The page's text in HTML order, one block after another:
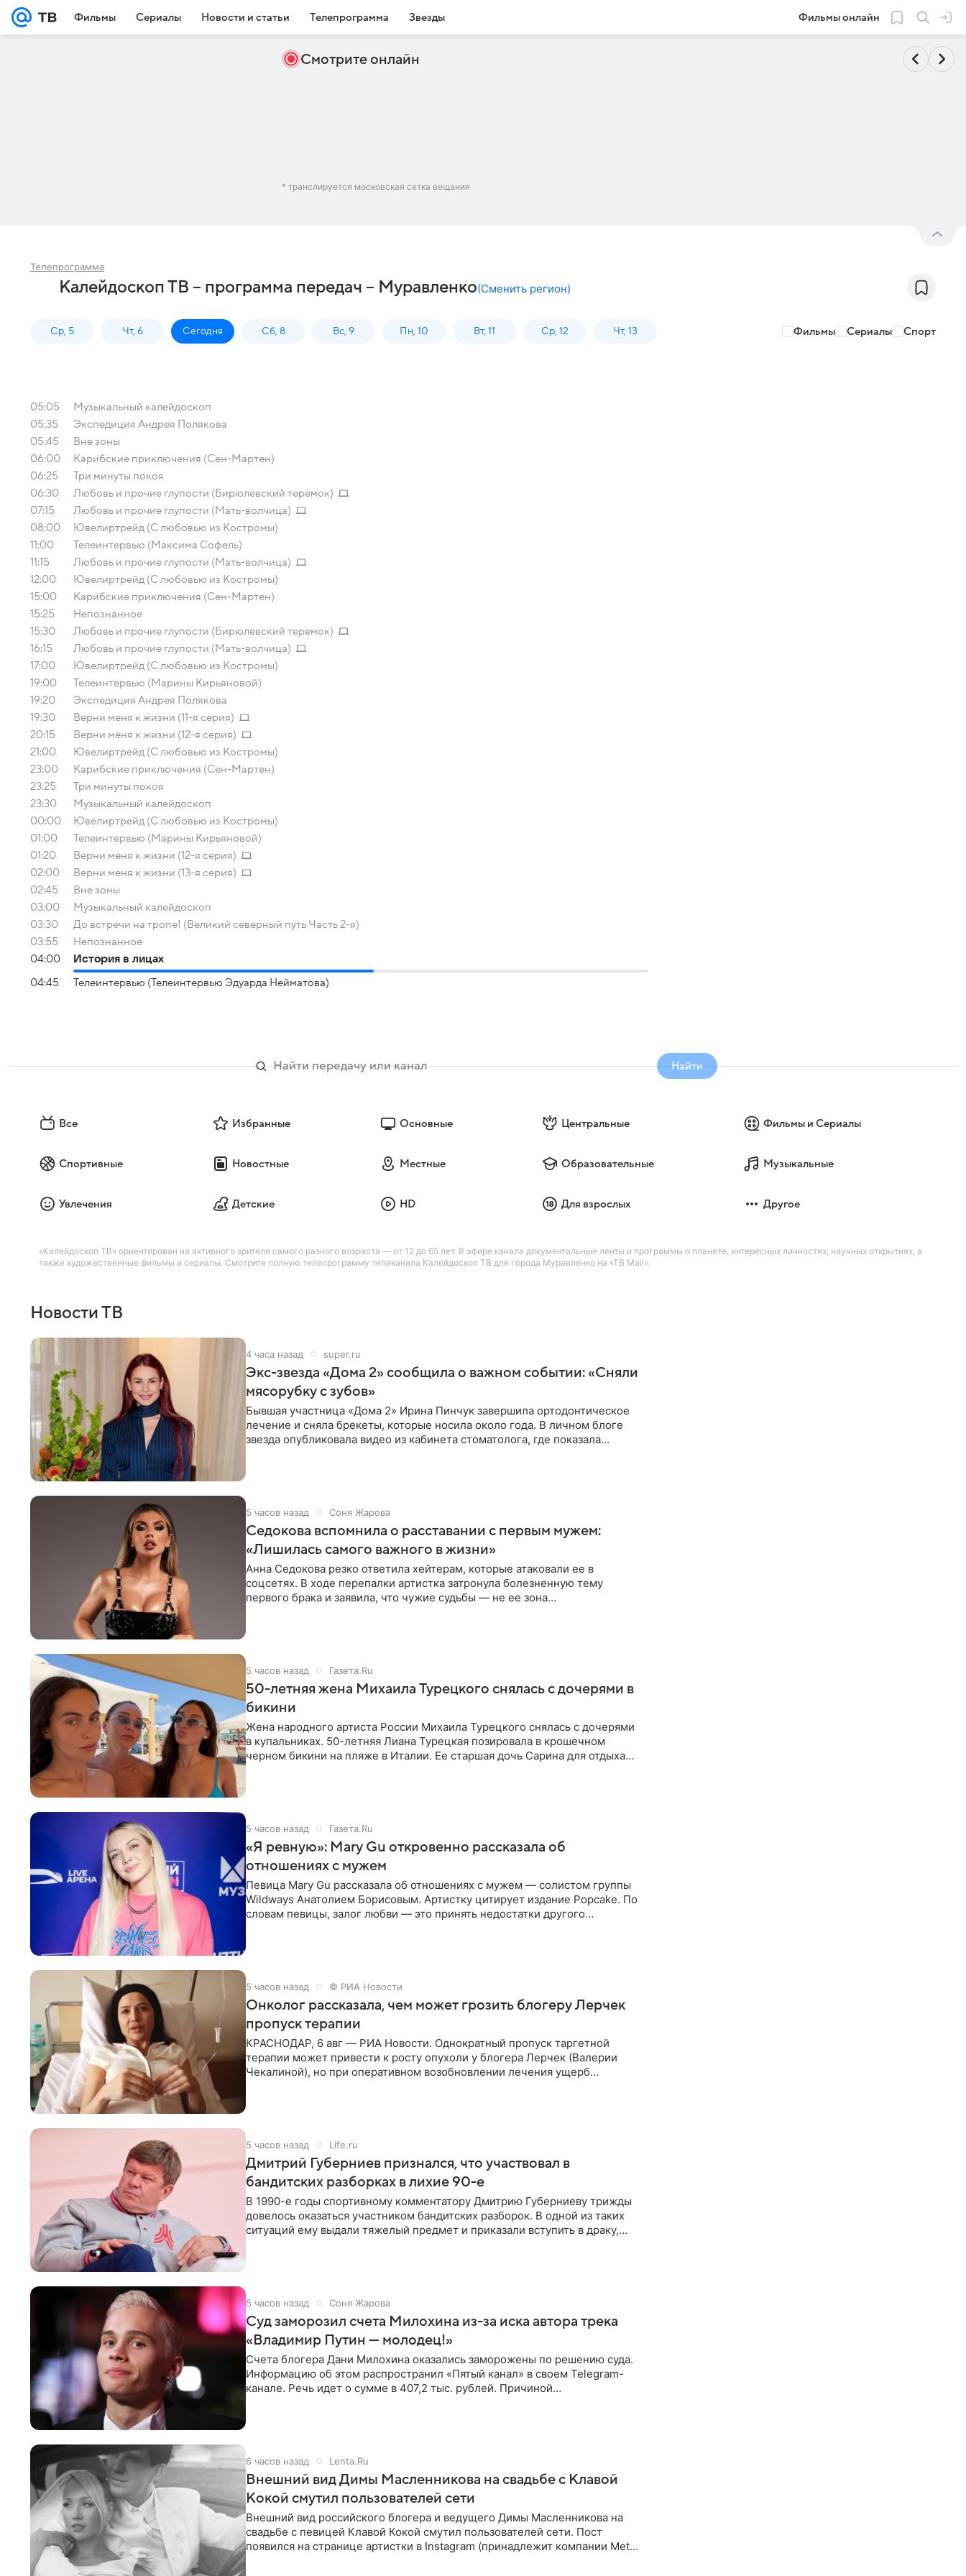
Фильмы Сериалы Новости и статьи Телепрограмма Звезды Фильмы онлайн
Смотрите онлайн
* транслируется московская сетка вещания
Телепрограмма
Калейдоскоп ТВ – программа передач – Муравленко(Сменить регион)
Ср, 5 Чт, 6 Сегодня Сб, 8 Вс, 9 Пн, 10 Вт, 11 Ср, 12 Чт, 13 Фильмы Сериалы Спорт
05:05
Музыкальный калейдоскоп
05:35
Экспедиция Андрея Полякова
05:45
Вне зоны
06:00
Карибские приключения (Сен-Мартен)
06:25
Три минуты покоя
06:30
Любовь и прочие глупости (Бирюлевский теремок)
07:15
Любовь и прочие глупости (Мать-волчица)
08:00
Ювелиртрейд (С любовью из Костромы)
11:00
Телеинтервью (Максима Софель)
11:15
Любовь и прочие глупости (Мать-волчица)
12:00
Ювелиртрейд (С любовью из Костромы)
15:00
Карибские приключения (Сен-Мартен)
15:25
Непознанное
15:30
Любовь и прочие глупости (Бирюлевский теремок)
16:15
Любовь и прочие глупости (Мать-волчица)
17:00
Ювелиртрейд (С любовью из Костромы)
19:00
Телеинтервью (Марины Кирьяновой)
19:20
Экспедиция Андрея Полякова
19:30
Верни меня к жизни (11-я серия)
20:15
Верни меня к жизни (12-я серия)
21:00
Ювелиртрейд (С любовью из Костромы)
23:00
Карибские приключения (Сен-Мартен)
23:25
Три минуты покоя
23:30
Музыкальный калейдоскоп
00:00
Ювелиртрейд (С любовью из Костромы)
01:00
Телеинтервью (Марины Кирьяновой)
01:20
Верни меня к жизни (12-я серия)
02:00
Верни меня к жизни (13-я серия)
02:45
Вне зоны
03:00
Музыкальный калейдоскоп
03:30
До встречи на тропе! (Великий северный путь Часть 2-я)
03:55
Непознанное
04:00
История в лицах
04:45 Телеинтервью (Телеинтервью Эдуарда Нейматова)
Найти
Все Избранные Основные Центральные Фильмы и Сериалы
Спортивные Новостные Местные Образовательные Музыкальные
Увлечения Детские HD Для взрослых Другое
«Калейдоскоп ТВ» ориентирован на активного зрителя самого разного возраста — от 12 до 65 лет. В эфире канала документальные ленты и программы о планете, интересных личностях, научных открытиях, а
также художественные фильмы и сериалы. Смотрите полную телепрограмму телеканала Калейдоскоп ТВ для города Муравленко на «ТВ Mail».
Новости ТВ
4 часа назад super.ru
Экс-звезда «Дома 2» сообщила о важном событии: «Сняли
мясорубку с зубов»
Бывшая участница «Дома 2» Ирина Пинчук завершила ортодонтическое
лечение и сняла брекеты, которые носила около года. В личном блоге
звезда опубликовала видео из кабинета стоматолога, где показала
5 часов назад Соня Жарова
Седокова вспомнила о расставании с первым мужем:
«Лишилась самого важного в жизни»
Анна Седокова резко ответила хейтерам, которые атаковали ее в
соцсетях. В ходе перепалки артистка затронула болезненную тему
первого брака и заявила, что чужие судьбы — не ее зона
5 часов назад Газета.Ru
50-летняя жена Михаила Турецкого снялась с дочерями в
бикини
Жена народного артиста России Михаила Турецкого снялась с дочерями
в купальниках. 50-летняя Лиана Турецкая позировала в крошечном
черном бикини на пляже в Италии. Ее старшая дочь Сарина для отдыха
5 часов назад Газета.Ru
«Я ревную»: Mary Gu откровенно рассказала об
отношениях с мужем
Певица Mary Gu рассказала об отношениях с мужем — солистом группы
Wildways Анатолием Борисовым. Артистку цитирует издание Popcake. По
словам певицы, залог любви — это принять недостатки другого
5 часов назад © РИА Новости
Онколог рассказала, чем может грозить блогеру Лерчек
пропуск терапии
КРАСНОДАР, 6 авг — РИА Новости. Однократный пропуск таргетной
терапии может привести к росту опухоли у блогера Лерчек (Валерии
Чекалиной), но при оперативном возобновлении лечения ущерб
5 часов назад Life.ru
Дмитрий Губерниев признался, что участвовал в
бандитских разборках в лихие 90-е
В 1990-е годы спортивному комментатору Дмитрию Губерниеву трижды
довелось оказаться участником бандитских разборок. В одной из таких
ситуаций ему выдали тяжелый предмет и приказали вступить в драку,
5 часов назад Соня Жарова
Суд заморозил счета Милохина из-за иска автора трека
«Владимир Путин — молодец!»
Счета блогера Дани Милохина оказались заморожены по решению суда.
Информацию об этом распространил «Пятый канал» в своем Telegram-
канале. Речь идет о сумме в 407,2 тыс. рублей. Причиной
6 часов назад Lenta.Ru
Внешний вид Димы Масленникова на свадьбе с Клавой
Кокой смутил пользователей сети
Внешний вид российского блогера и ведущего Димы Масленникова на
свадьбе с певицей Клавой Кокой смутил пользователей сети. Пост
появился на странице артистки в Instagram (принадлежит компании Meta,